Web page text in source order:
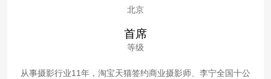
北京
首席
等级
从事摄影行业11年，淘宝天猫签约商业摄影师、李宁全国十公